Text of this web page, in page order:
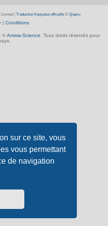
sur ce site, vous
vous permettant
de navigation
Traduction française officielle© Qiaeru
| Conditions
© Anima-Science . Tous droits réservés pour